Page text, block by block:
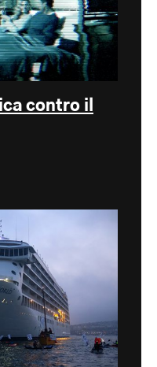
contro il